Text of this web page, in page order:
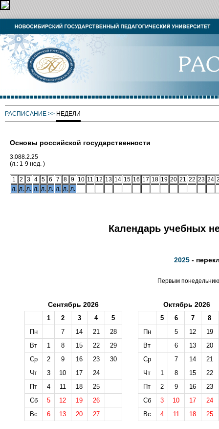
РАСПИСАНИЕ >> НЕДЕЛИ
Основы российской государственности
3.088.2.25
(л.: 1-9 нед. )
1 2 3 4 5 6 7 8 9 10 11 12 13 14 15 16 17 18 19 20 21 22 23 24
л. л. л. л. л. л. л. л. л.
Календарь учебных
2025 -
Первым
Сентябрь 2026
1 2 3 4
5
Пн
7 14 21
28
Вт
1 8 15 22
29
Ср
2 9 16 23
30
Чт
3 10 17
24
Пт
4 11 18
25
Сб
5 12 19
26
Вс
6 13 20 27
Октябрь 2026
5 6 7
8
Пн
5 12
19
Вт
6 13
20
Ср
7 14
21
Чт
1 8 15
22
Пт
2 9 16
23
Сб
3 10 17
24
Вс
4 11 18 25